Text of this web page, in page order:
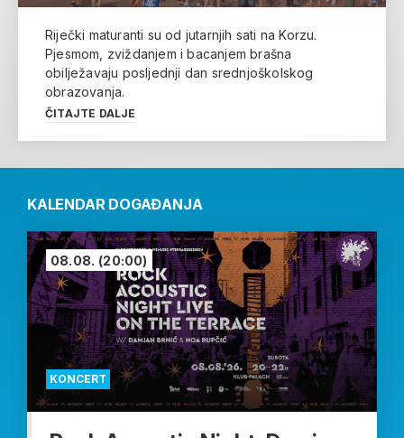
Riječki maturanti su od jutarnjih sati na Korzu.
Pjesmom, zviždanjem i bacanjem brašna
obilježavaju posljednji dan srednjoškolskog
obrazovanja.
ČITAJTE DALJE
KALENDAR DOGAĐANJA
KONCERT
08.08. (20:00)